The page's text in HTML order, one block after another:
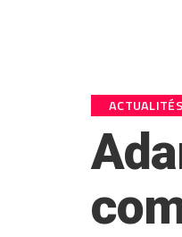
ACTUALITÉS